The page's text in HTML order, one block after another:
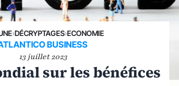
›DÉCRYPTAGES›ECONOMIE
BUSINESS
13 juillet 2023
sur les bénéfices